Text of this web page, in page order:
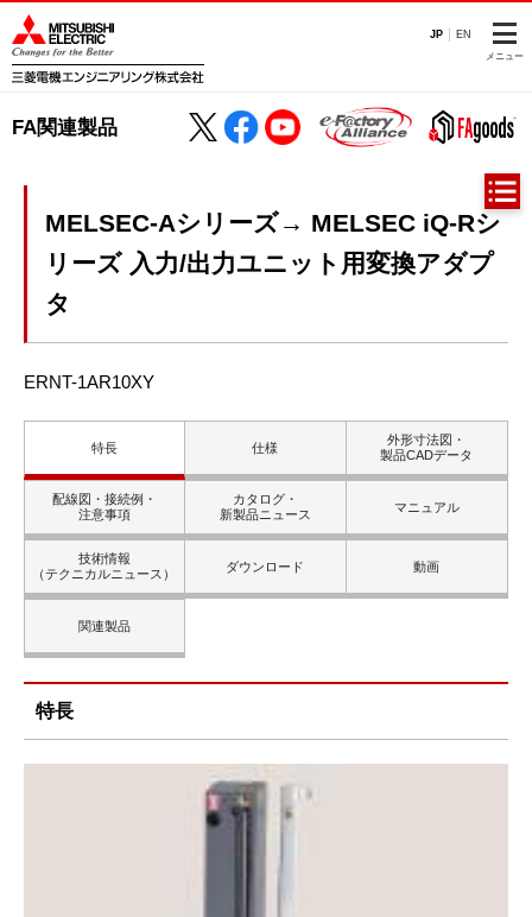
JP EN
メニュー
FA関連製品
MELSEC-Aシリーズ→ MELSEC iQ-Rシ
リーズ 入力/出力ユニット用変換アダプ
タ
ERNT-1AR10XY
特長 仕様
外形寸法図・
製品CADデータ
配線図・接続例・
注意事項
カタログ・
新製品ニュース
マニュアル
技術情報
（テクニカルニュース）
ダウンロード 動画
関連製品
特長